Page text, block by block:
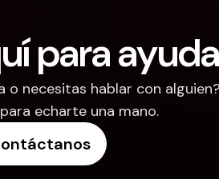
para
necesitas hablar con
echarte una mano.